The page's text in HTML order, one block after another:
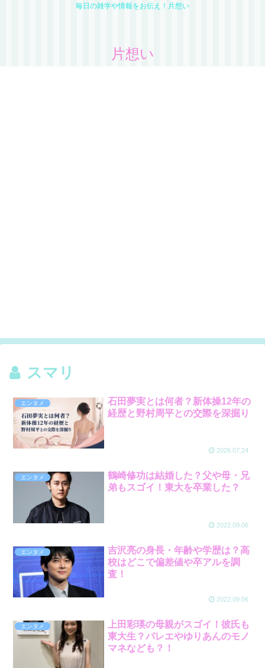
毎日の雑学や情報をお伝え！片想い
片想い
スマリ
エンタメ
石田夢実とは何者？新体操12年の
経歴と野村周平との交際を深掘り
2026.07.24
エンタメ
鶴崎修功は結婚した？父や母・兄
弟もスゴイ！東大を卒業した？
2022.09.06
エンタメ
吉沢亮の身長・年齢や学歴は？高
校はどこで偏差値や卒アルを調
査！
2022.09.06
エンタメ
上田彩瑛の母親がスゴイ！彼氏も
東大生？バレエやゆりあんのモノ
マネなども？！